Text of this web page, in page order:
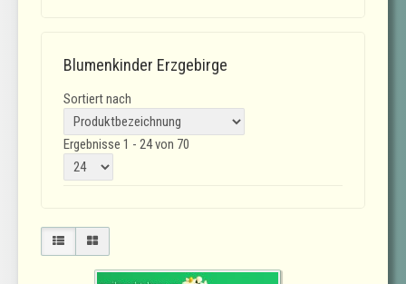
Blumenkinder Erzgebirge
Sortiert nach
Ergebnisse 1 - 24 von 70